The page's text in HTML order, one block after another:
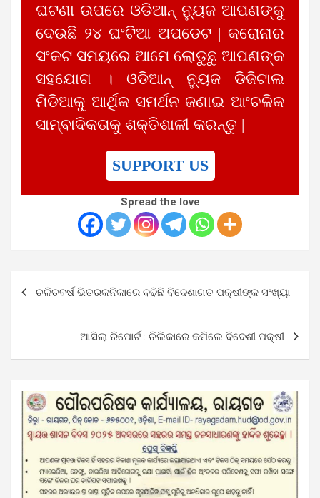
ଘଟଣା ଉପରେ ଓଡିଆନ୍ ନ୍ୟୁଜ ଆପଣଙ୍କୁ
ଦେଉଛି ୨୪ ଘଂଟିଆ ଅପଡେଟ | କରୋନାର
ସଂକଟ ସମୟରେ ଆମେ ଲୋଡୁଛୁ ଆପଣଙ୍କ
ସହଯୋଗ । ଓଡିଆନ୍ ନ୍ୟୁଜ ଡିଜିଟାଲ
ମିଡିଆକୁ ଆର୍ଥିକ ସମର୍ଥନ ଜଣାଇ ଆଂଚଳିକ
ସାମ୍ବାଦିକତାକୁ ଶକ୍ତିଶାଳୀ କରନ୍ତୁ |
SUPPORT US
Spread the love
ଚଳିତବର୍ଷ ଭିତରକନିକାରେ ବଢିଛି ବିଦେଶାଗତ ପକ୍ଷୀଙ୍କ ସଂଖ୍ୟା
ଆସିଲା ରିପୋର୍ଟ : ଚିଲିକାରେ କମିଲେ ବିଦେଶୀ ପକ୍ଷୀ